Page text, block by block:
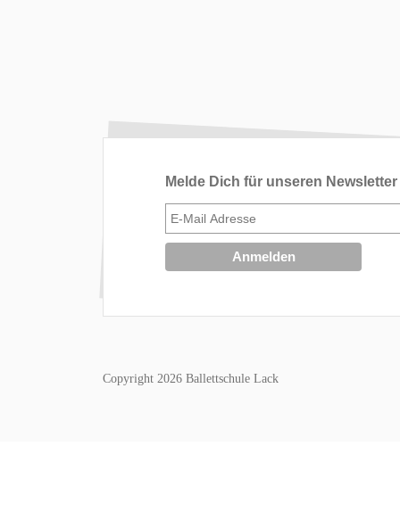
Melde Dich für unseren
Copyright 2026 Ballettschule Lack